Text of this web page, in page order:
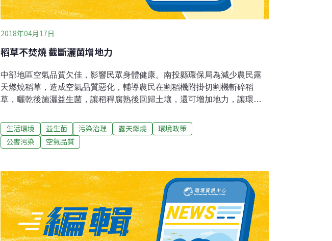
2018年04月17日
稻草不焚燒 截斷灑菌增地力
中部地區空氣品質欠佳，影響民眾身體健康。南投縣環保局為減少農民露
天燃燒稻草，造成空氣品質惡化，輔導農民在割稻機附掛切割機斬碎稻
草，曬乾後施灑益生菌，讓稻稈腐熟後回歸土壤，還可增加地力，讓環境
是最易發生露天燃燒地區，因此，畫為重點管制區；派員赴草屯鎮、南投
市、名間鄉及竹山鎮加強巡查。結合UAV空拍機、架設即時監視系統，從
遠端電腦或手機APP，掌握重點區域情況，近年來反映燃燒稻草的案件已
農提供每公斤5元補助，每公頃上限200公斤；目前有愈來愈多農民採用稻
草切割、現地翻耕掩埋及施灑益生菌肥方式處理稻草，降低汙染還可厚植
地力。
生活環境 益生菌 污染治理 露天燃燒
環境政策
公害污染
空氣品質